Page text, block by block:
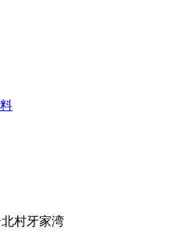
村牙家湾